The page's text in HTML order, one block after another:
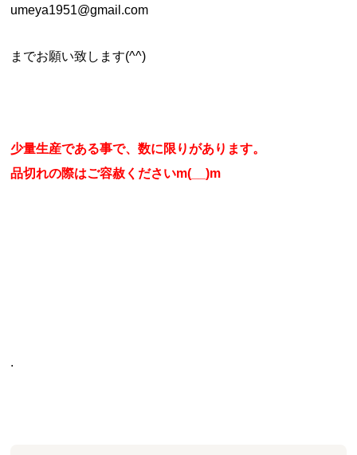
umeya1951@gmail.com
までお願い致します(^^)
少量生産である事で、数に限りがあります。
品切れの際はご容赦くださいm(__)m
.